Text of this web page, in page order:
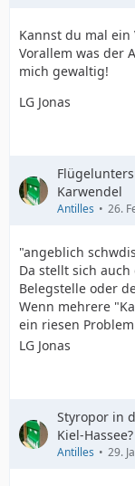
Kannst du mal
Vorallem was der
mich gewaltig!
LG Jonas
Karwendel
Antilles 26.
"angeblich
Da stellt sich
Belegstelle oder
Wenn mehrere
ein riesen Problem
LG Jonas
Styropor in
Kiel-Hassee?
Antilles 29.